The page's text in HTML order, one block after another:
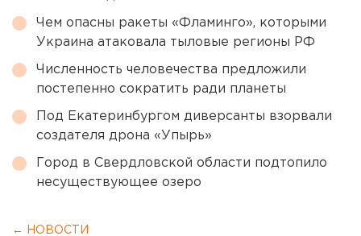
Чем опасны ракеты «Фламинго», которыми
Украина атаковала тыловые регионы РФ
Численность человечества предложили
постепенно сократить ради планеты
Под Екатеринбургом диверсанты взорвали
создателя дрона «Упырь»
Город в Свердловской области подтопило
несуществующее озеро
← НОВОСТИ